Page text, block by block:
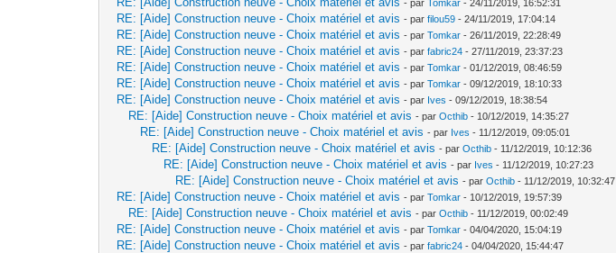
- parTomkar - 24/11/2019, 16:52:31
RE: [Aide] Construction neuve - Choix matériel et avis - parfilou59 - 24/11/2019, 17:04:14
RE: [Aide] Construction neuve - Choix matériel et avis - parTomkar - 26/11/2019, 22:28:49
RE: [Aide] Construction neuve - Choix matériel et avis - parfabric24 - 27/11/2019, 23:37:23
RE: [Aide] Construction neuve - Choix matériel et avis - parTomkar - 01/12/2019, 08:46:59
RE: [Aide] Construction neuve - Choix matériel et avis - parTomkar - 09/12/2019, 18:10:33
RE: [Aide] Construction neuve - Choix matériel et avis - par Ives - 09/12/2019, 18:38:54
RE: [Aide] Construction neuve - Choix matériel et avis - parOcthib - 10/12/2019, 14:35:27
RE: [Aide] Construction neuve - Choix matériel et avis - par Ives - 11/12/2019, 09:05:01
RE: [Aide] Construction neuve - Choix matériel et avis - parOcthib - 11/12/2019, 10:12:36
RE: [Aide] Construction neuve - Choix matériel et avis - par Ives - 11/12/2019, 10:27:23
RE: [Aide] Construction neuve - Choix matériel et avis - parOcthib - 11/12/2019, 10:32:47
RE: [Aide] Construction neuve - Choix matériel et avis - parTomkar - 10/12/2019, 19:57:39
RE: [Aide] Construction neuve - Choix matériel et avis - parOcthib - 11/12/2019, 00:02:49
RE: [Aide] Construction neuve - Choix matériel et avis - parTomkar - 04/04/2020, 15:04:19
RE: [Aide] Construction neuve - Choix matériel et avis - parfabric24 - 04/04/2020, 15:44:47